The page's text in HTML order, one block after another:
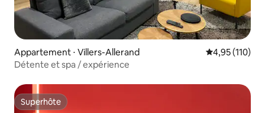
Appartement ⋅ Villers-Allerand Évaluation
4,95 (110)
Détente et spa / expérience
Superhôte
Superhôte